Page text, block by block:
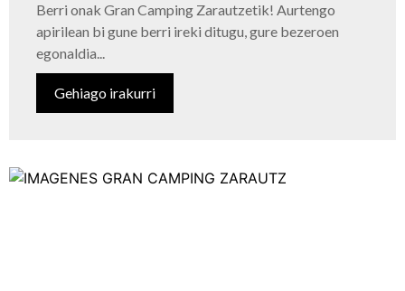
Berri onak Gran Camping Zarautzetik! Aurtengo
apirilean bi gune berri ireki ditugu, gure bezeroen
egonaldia...
Gehiago irakurri